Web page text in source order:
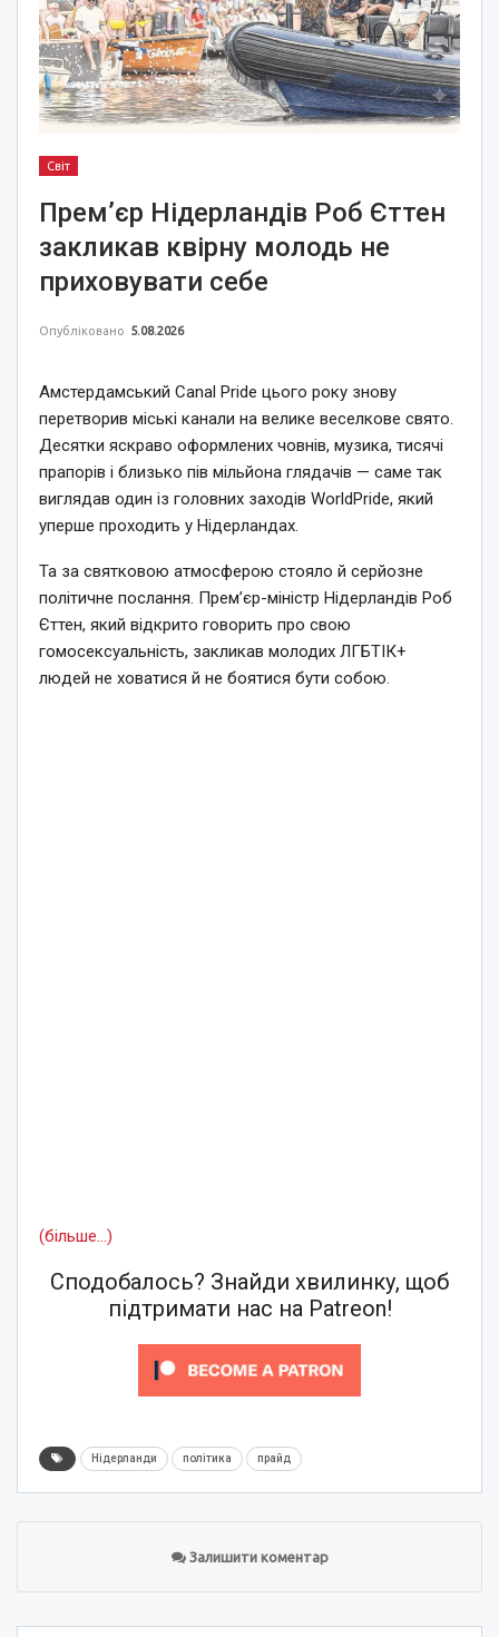
Світ
Прем’єр Нідерландів Роб Єттен
закликав квірну молодь не
приховувати себе
Опубліковано 5.08.2026
Амстердамський Canal Pride цього року знову
перетворив міські канали на велике веселкове свято.
Десятки яскраво оформлених човнів, музика, тисячі
прапорів і близько пів мільйона глядачів — саме так
виглядав один із головних заходів WorldPride, який
уперше проходить у Нідерландах.
Та за святковою атмосферою стояло й серйозне
політичне послання. Прем’єр-міністр Нідерландів Роб
Єттен, який відкрито говорить про свою
гомосексуальність, закликав молодих ЛГБТІК+
людей не ховатися й не боятися бути собою.
(більше…)
Сподобалось? Знайди хвилинку, щоб
підтримати нас на Patreon!
Нідерланди політика прайд
Залишити коментар